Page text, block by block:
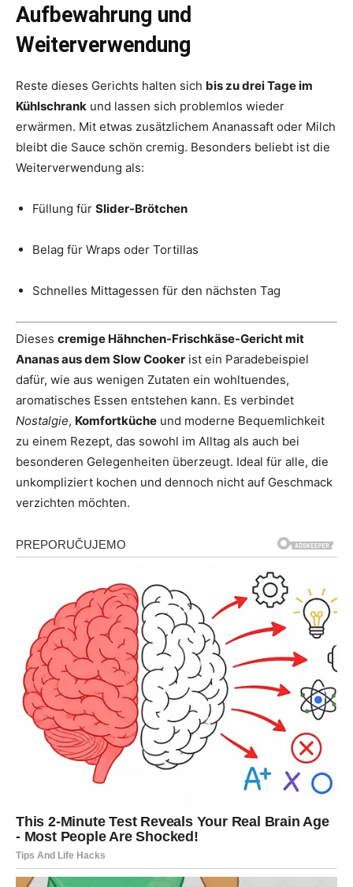
Aufbewahrung und
Weiterverwendung
Reste dieses Gerichts halten sich bis zu drei Tage im
Kühlschrank und lassen sich problemlos wieder
erwärmen. Mit etwas zusätzlichem Ananassaft oder Milch
bleibt die Sauce schön cremig. Besonders beliebt ist die
Weiterverwendung als:
Füllung für Slider-Brötchen
Belag für Wraps oder Tortillas
Schnelles Mittagessen für den nächsten Tag
Dieses cremige Hähnchen-Frischkäse-Gericht mit
Ananas aus dem Slow Cooker ist ein Paradebeispiel
dafür, wie aus wenigen Zutaten ein wohltuendes,
aromatisches Essen entstehen kann. Es verbindet
Nostalgie, Komfortküche und moderne Bequemlichkeit
zu einem Rezept, das sowohl im Alltag als auch bei
besonderen Gelegenheiten überzeugt. Ideal für alle, die
unkompliziert kochen und dennoch nicht auf Geschmack
verzichten möchten.